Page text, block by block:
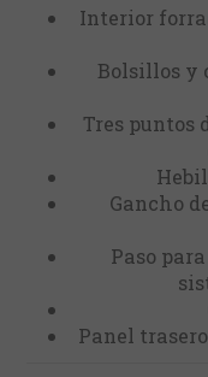
Interior
Bolsillos y
Tres puntos
Gancho
Paso
Panel